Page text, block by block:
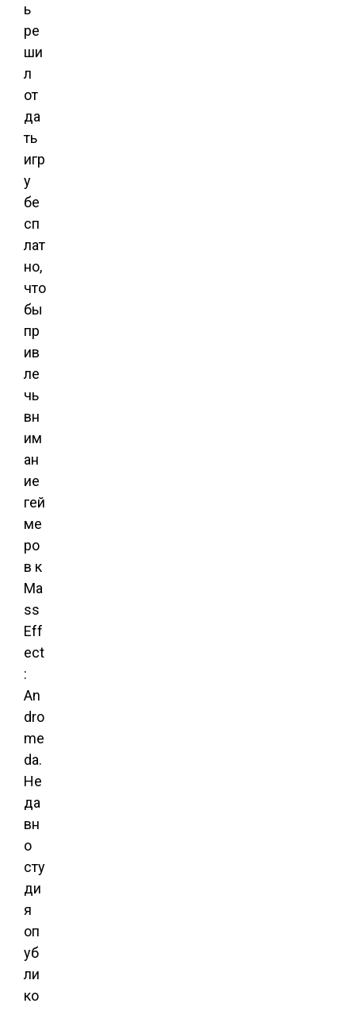
ь
ре
ши
л
от
да
ть
игр
у
бе
сп
лат
но,
что
бы
пр
ив
ле
чь
вн
им
ан
ие
гей
ме
ро
в к
Ma
ss
Eff
ect
:
An
dro
me
da.
Не
да
вн
о
сту
ди
я
оп
уб
ли
ко